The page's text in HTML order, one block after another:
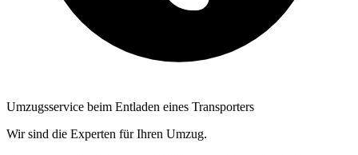
Umzugsservice beim Entladen eines Transporters
Wir sind die Experten für Ihren Umzug.